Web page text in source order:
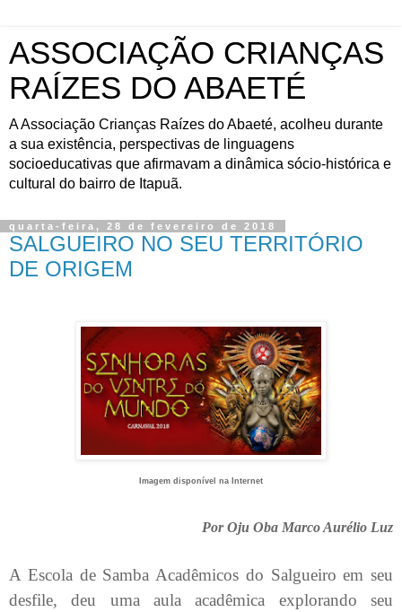
ASSOCIAÇÃO CRIANÇAS
RAÍZES DO ABAETÉ
A Associação Crianças Raízes do Abaeté, acolheu durante
a sua existência, perspectivas de linguagens
socioeducativas que afirmavam a dinâmica sócio-histórica e
cultural do bairro de Itapuã.
quarta-feira, 28 de fevereiro de 2018
SALGUEIRO NO SEU TERRITÓRIO
DE ORIGEM
Imagem disponível na Internet
Por Oju Oba Marco Aurélio Luz
A Escola de Samba Acadêmicos do Salgueiro em seu
desfile, deu uma aula acadêmica explorando seu